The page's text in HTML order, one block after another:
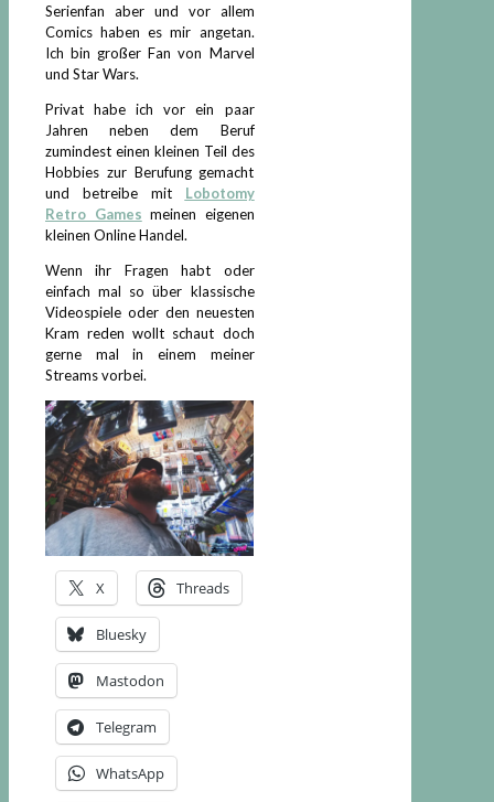
Serienfan aber und vor allem
Comics haben es mir angetan.
Ich bin großer Fan von Marvel
und Star Wars.
Privat habe ich vor ein paar
Jahren neben dem Beruf
zumindest einen kleinen Teil des
Hobbies zur Berufung gemacht
und betreibe mit Lobotomy
Retro Games meinen eigenen
kleinen Online Handel.
Wenn ihr Fragen habt oder
einfach mal so über klassische
Videospiele oder den neuesten
Kram reden wollt schaut doch
gerne mal in einem meiner
Streams vorbei.
X Threads
Bluesky
Mastodon
Telegram
WhatsApp